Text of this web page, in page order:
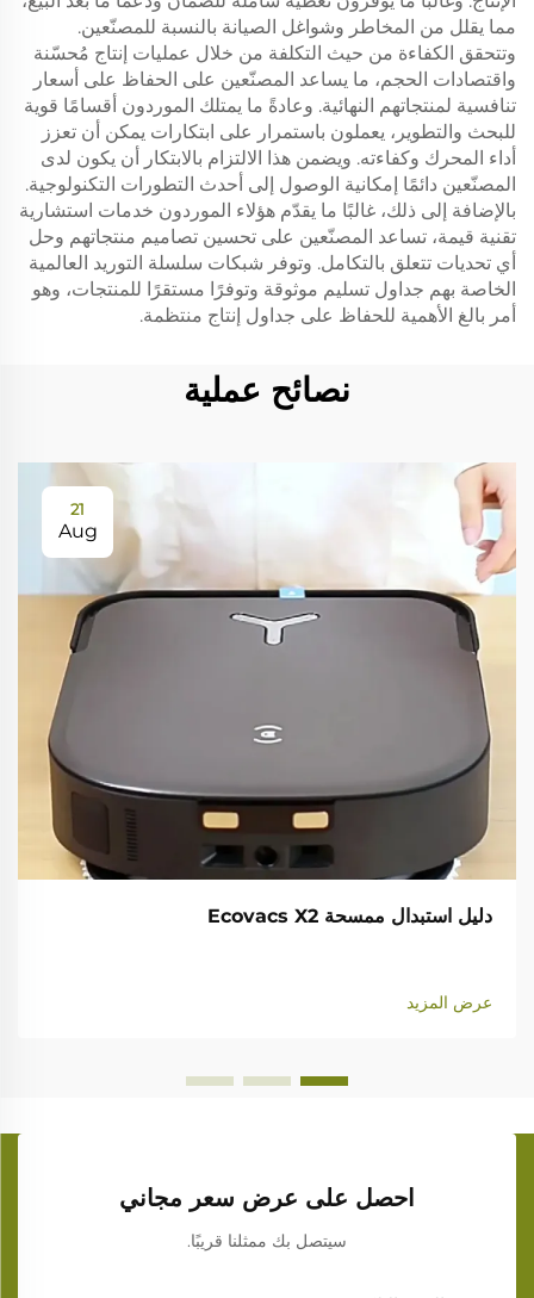
مما يقلل من المخاطر وشواغل الصيانة بالنسبة للمصنّعين.
وتتحقق الكفاءة من حيث التكلفة من خلال عمليات إنتاج مُحسّنة
واقتصادات الحجم، ما يساعد المصنّعين على الحفاظ على أسعار
تنافسية لمنتجاتهم النهائية. وعادةً ما يمتلك الموردون أقسامًا قوية
للبحث والتطوير، يعملون باستمرار على ابتكارات يمكن أن تعزز
أداء المحرك وكفاءته. ويضمن هذا الالتزام بالابتكار أن يكون لدى
المصنّعين دائمًا إمكانية الوصول إلى أحدث التطورات التكنولوجية.
بالإضافة إلى ذلك، غالبًا ما يقدّم هؤلاء الموردون خدمات استشارية
تقنية قيمة، تساعد المصنّعين على تحسين تصاميم منتجاتهم وحل
أي تحديات تتعلق بالتكامل. وتوفر شبكات سلسلة التوريد العالمية
الخاصة بهم جداول تسليم موثوقة وتوفرًا مستقرًا للمنتجات، وهو
أمر بالغ الأهمية للحفاظ على جداول إنتاج منتظمة.
نصائح عملية
21
Aug
دليل استبدال ممسحة Ecovacs X2
عرض المزيد
احصل على عرض سعر مجاني
سيتصل بك ممثلنا قريبًا.